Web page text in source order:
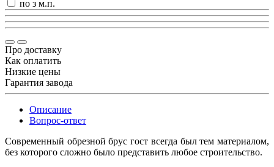
по з м.п.
Про доставку
Как оплатить
Низкие цены
Гарантия завода
Описание
Вопрос-ответ
Современный обрезной брус гост всегда был тем материалом,
без которого сложно было представить любое строительство.